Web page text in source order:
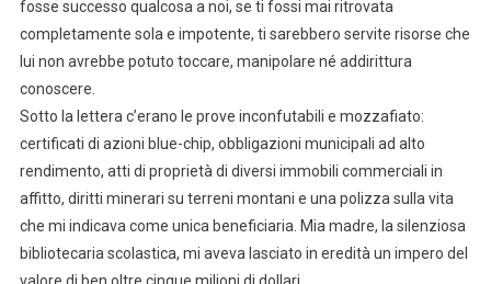
fosse successo qualcosa a noi, se ti fossi mai ritrovata
completamente sola e impotente, ti sarebbero servite risorse che
lui non avrebbe potuto toccare, manipolare né addirittura
conoscere.
Sotto la lettera c’erano le prove inconfutabili e mozzafiato:
certificati di azioni blue-chip, obbligazioni municipali ad alto
rendimento, atti di proprietà di diversi immobili commerciali in
affitto, diritti minerari su terreni montani e una polizza sulla vita
che mi indicava come unica beneficiaria. Mia madre, la silenziosa
bibliotecaria scolastica, mi aveva lasciato in eredità un impero del